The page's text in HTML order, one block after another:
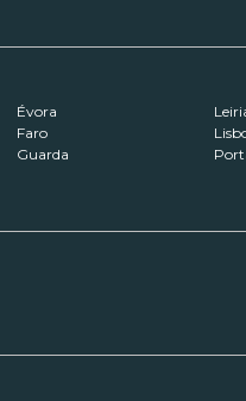
Évora
Faro
Guarda